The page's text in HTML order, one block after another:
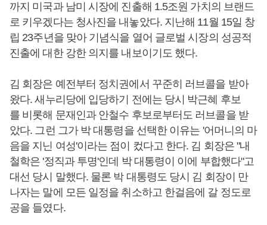
까지 미국과 남미 시장에 진출해 1.5조원 가치의 브랜드
로 키우겠다는 청사진을 내놓았다. 지난해 11월 15일 창
립 23주년을 맞아 기념식을 열어 글로벌 시장의 성공적
진출에 대한 강한 의지를 내보이기도 했다.
김 회장은 예전부터 정치권에서 꾸준히 러브콜을 받아
왔다. 새누리당에 입당하기 전에는 당시 박근혜 후보
를 비롯해 문재인과 안철수 후보로부터도 러브콜을 받
았다. 그런 그가 박 대통령을 선택한 이유는 '어머니의 마
음을 지닌 여성'이라는 점이 컸다고 한다. 김 회장은 "내
철학은 '정직과 투명'인데 박 대통령이 이에 부합했다"고
대선 당시 말했다. 물론 박 대통령도 당시 김 회장이 만
나자는 말에 모든 일정을 취소하고 한걸음에 갈 정도로
공을 들였다.